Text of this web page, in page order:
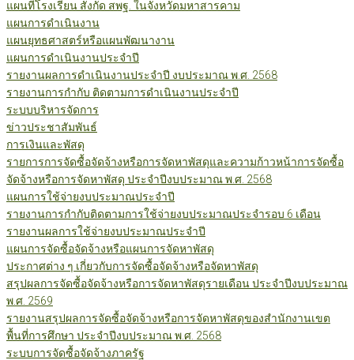
แผนที่โรงเรียน สังกัด สพฐ. ในจังหวัดมหาสารคาม
แผนการดำเนินงาน
แผนยุทธศาสตร์หรือแผนพัฒนางาน
แผนการดำเนินงานประจำปี
รายงานผลการดำเนินงานประจำปี งบประมาณ พ.ศ. 2568
รายงานการกำกับ ติดตามการดำเนินงานประจำปี
ระบบบริหารจัดการ
ข่าวประชาสัมพันธ์
การเงินและพัสดุ
รายการการจัดซื้อจัดจ้างหรือการจัดหาพัสดุและความก้าวหน้าการจัดซื้อ
จัดจ้างหรือการจัดหาพัสดุ ประจำปีงบประมาณ พ.ศ. 2568
แผนการใช้จ่ายงบประมาณประจำปี
รายงานการกำกับติดตามการใช้จ่ายงบประมาณประจำรอบ 6 เดือน
รายงานผลการใช้จ่ายงบประมาณประจำปี
แผนการจัดซื้อจัดจ้างหรือแผนการจัดหาพัสดุ
ประกาศต่าง ๆ เกี่ยวกับการจัดซื้อจัดจ้างหรือจัดหาพัสดุ
สรุปผลการจัดซื้อจัดจ้างหรือการจัดหาพัสดุรายเดือน ประจำปีงบประมาณ
พ.ศ. 2569
รายงานสรุปผลการจัดซื้อจัดจ้างหรือการจัดหาพัสดุของสำนักงานเขต
พื้นที่การศึกษา ประจำปีงบประมาณ พ.ศ. 2568
ระบบการจัดซื้อจัดจ้างภาครัฐ